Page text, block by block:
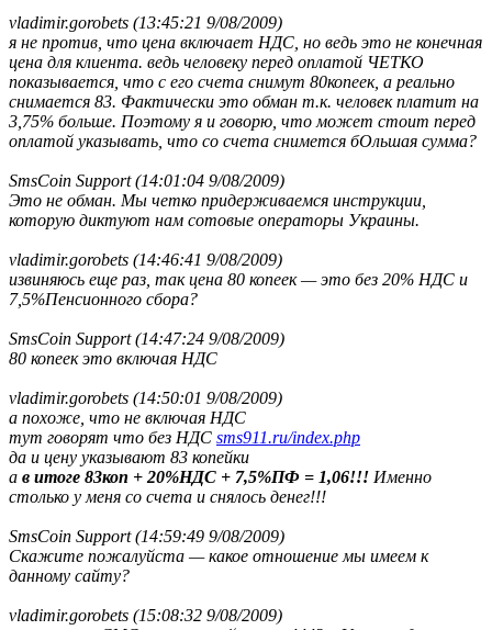
vladimir.gorobets (13:45:21 9/08/2009)
я не против, что цена включает НДС, но ведь это не конечная
цена для клиента. ведь человеку перед оплатой ЧЕТКО
показывается, что с его счета снимут 80копеек, а реально
снимается 83. Фактически это обман т.к. человек платит на
3,75% больше. Поэтому я и говорю, что может стоит перед
оплатой указывать, что со счета снимется бОльшая сумма?
SmsCoin Support (14:01:04 9/08/2009)
Это не обман. Мы четко придерживаемся инструкции,
которую диктуют нам сотовые операторы Украины.
vladimir.gorobets (14:46:41 9/08/2009)
извиняюсь еще раз, так цена 80 копеек — это без 20% НДС и
7,5%Пенсионного сбора?
SmsCoin Support (14:47:24 9/08/2009)
80 копеек это включая НДС
vladimir.gorobets (14:50:01 9/08/2009)
а похоже, что не включая НДС
тут говорят что без НДС sms911.ru/index.php
да и цену указывают 83 копейки
а в итоге 83коп + 20%НДС + 7,5%ПФ = 1,06!!! Именно
столько у меня со счета и снялось денег!!!
SmsCoin Support (14:59:49 9/08/2009)
Скажите пожалуйста — какое отношение мы имеем к
данному сайту?
vladimir.gorobets (15:08:32 9/08/2009)